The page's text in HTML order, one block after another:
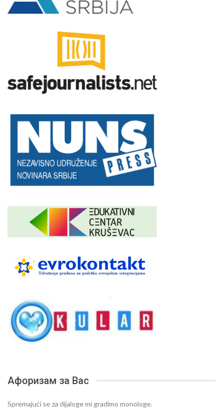
Афоризам за Вас
Spremajući se za dijaloge mi gradimo monologe.